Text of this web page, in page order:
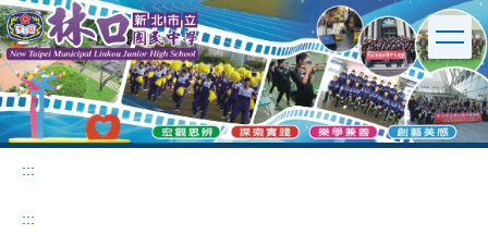
跳
到
主
要
內
容
區
:::
:::
:::